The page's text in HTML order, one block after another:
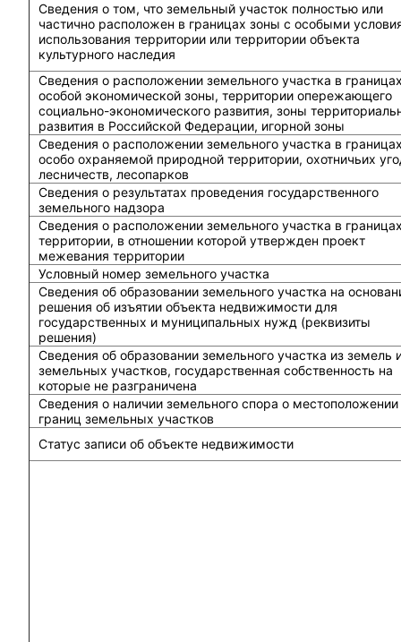
Сведения о том, что земельный участок полностью или
частично расположен в границах зоны с особыми
использования территории или территории объекта
культурного наследия
Сведения о расположении земельного участка в
особой экономической зоны, территории опережающего
социально-экономического развития, зоны
развития в Российской Федерации, игорной зоны
Сведения о расположении земельного участка в
особо охраняемой природной территории, охотничьих
лесничеств, лесопарков
Сведения о результатах проведения государственного
земельного надзора
Сведения о расположении земельного участка в
территории, в отношении которой утвержден проект
межевания территории
Условный номер земельного участка
Сведения об образовании земельного участка на
решения об изъятии объекта недвижимости для
государственных и муниципальных нужд (реквизиты
решения)
Сведения об образовании земельного участка из земель
земельных участков, государственная собственность на
которые не разграничена
Сведения о наличии земельного спора о местоположении
границ земельных участков
Статус записи об объекте недвижимости